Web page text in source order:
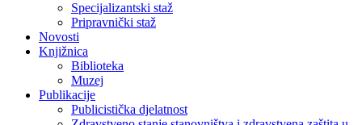
Specijalizantski staž
Pripravnički staž
Novosti
Knjižnica
Biblioteka
Muzej
Publikacije
Publicistička djelatnost